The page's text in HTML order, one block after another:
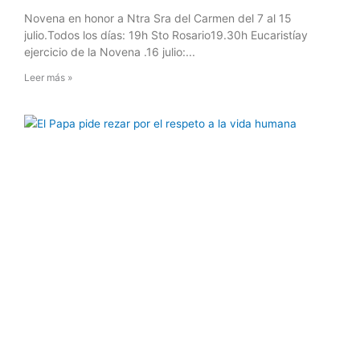
Novena en honor a Ntra Sra del Carmen del 7 al 15
julio.Todos los días: 19h Sto Rosario19.30h Eucaristíay
ejercicio de la Novena .16 julio:
Leer más »